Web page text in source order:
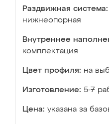
Раздвижная система:
нижнеопорная
Внутреннее
комплектация
Цвет профиля: на
Изготовление: 5-7
Цена: указана за